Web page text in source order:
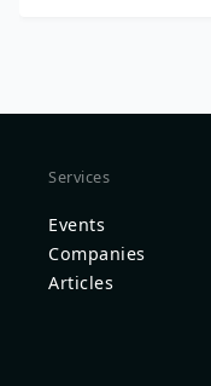
Services
Events
Companies
Articles